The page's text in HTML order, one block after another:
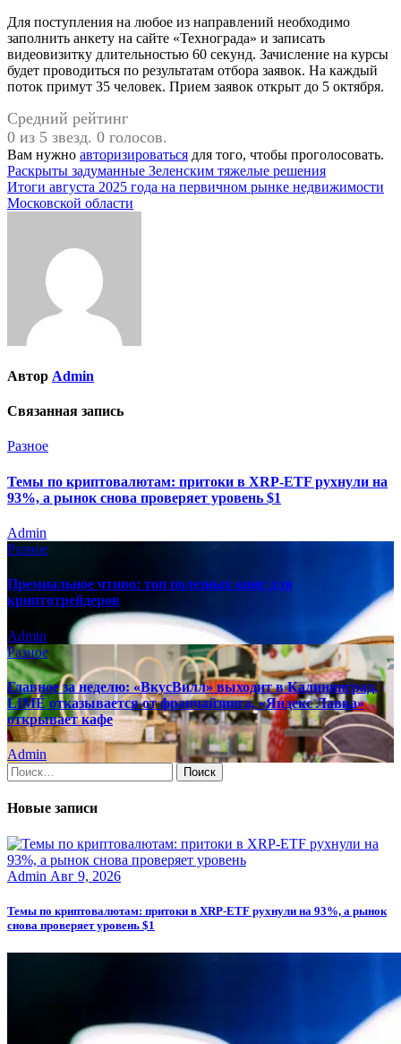
Для поступления на любое из направлений необходимо
заполнить анкету на сайте «Технограда» и записать
видеовизитку длительностью 60 секунд. Зачисление на курсы
будет проводиться по результатам отбора заявок. На каждый
поток примут 35 человек. Прием заявок открыт до 5 октября.
Средний рейтинг
0 из 5 звезд. 0 голосов.
Вам нужно авторизироваться для того, чтобы проголосовать.
Навигация
по
Раскрыты задуманные Зеленским тяжелые решения
Итоги августа 2025 года на первичном рынке недвижимости
Московской области
Автор Admin
Связанная запись
Разное
Темы по криптовалютам: притоки в XRP-ETF рухнули на
93%, а рынок снова проверяет уровень $1
Admin
Разное
Премиальное чтиво: топ полезных книг для
криптотрейдеров
Admin
Разное
Главное за неделю: «ВкусВилл» выходит в Калининград,
LIMÉ отказывается от франчайзинга, «Яндекс Лавка»
открывает кафе
Admin
Найти:
Новые записи
Admin Авг 9, 2026
Темы по криптовалютам: притоки в XRP-ETF рухнули на 93%, а рынок
снова проверяет уровень $1